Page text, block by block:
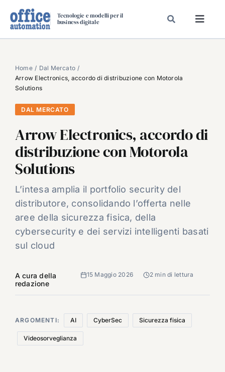
Tecnologie e modelli per il
business digitale
SPECIAL PAPER
TAVOLE ROTONDE DI REDAZIONE
DAL MERCATO
VIDEO
EVENTI
CHI SIAMO
Home
Dal Mercato
Arrow Electronics, accordo di distribuzione con Motorola
Solutions
DAL MERCATO
Arrow Electronics, accordo di
distribuzione con Motorola
Solutions
L’intesa amplia il portfolio security del
distributore, consolidando l’offerta nelle
aree della sicurezza fisica, della
cybersecurity e dei servizi intelligenti basati
sul cloud
A cura della
redazione
15 Maggio 2026 2 min di lettura
ARGOMENTI: AI CyberSec Sicurezza fisica
Videosorveglianza